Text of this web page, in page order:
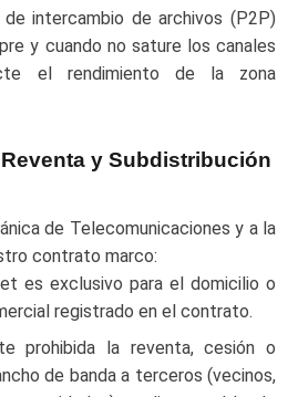
intercambio de archivos (P2P)
y cuando no sature los canales
el rendimiento de la zona
y Subdistribución
de Telecomunicaciones y a la
contrato marco:
es exclusivo para el domicilio o
registrado en el contrato.
prohibida la reventa, cesión o
de banda a terceros (vecinos,